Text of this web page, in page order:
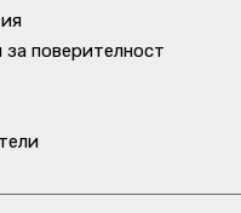
поверителност